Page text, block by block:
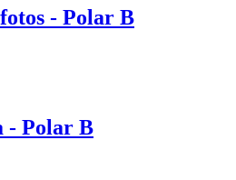
- Polar B
- Polar B